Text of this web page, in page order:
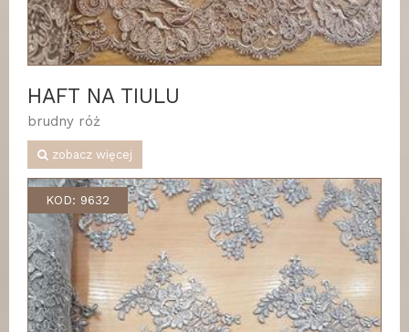
HAFT NA TIULU
brudny róż
zobacz więcej
KOD: 9632